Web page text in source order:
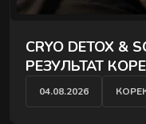
CRYO DETOX &
РЕЗУЛЬТАТ
СЕАНСУ
04.08.2026